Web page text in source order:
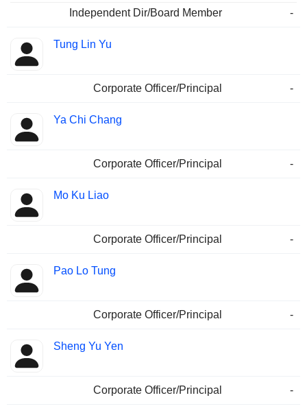
Independent Dir/Board Member
-
Tung Lin Yu
Corporate Officer/Principal -
Ya Chi Chang
Corporate Officer/Principal -
Mo Ku Liao
Corporate Officer/Principal -
Pao Lo Tung
Corporate Officer/Principal -
Sheng Yu Yen
Corporate Officer/Principal -